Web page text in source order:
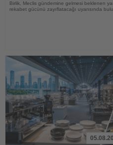
Birlik, Meclis gündemine gelmesi beklenen
rekabet gücünü zayıflatacağı uyarısında